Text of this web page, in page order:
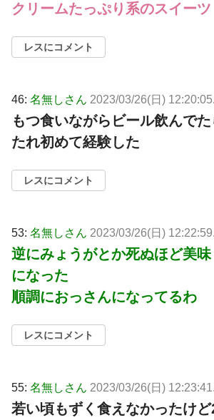
クリームたっぷり系のスイーツ
レスにコメント
46: 名無しさん 2023/03/26(日)
もつ食いながらビール飲んで
たれ初めて経験した
レスにコメント
53: 名無しさん 2023/03/26(日)
逆にみょうがとか死ぬほど美味
になった
順調におっさんになってるわ
レスにコメント
55: 名無しさん 2023/03/26(日)
若い頃もずく食えなかったけ